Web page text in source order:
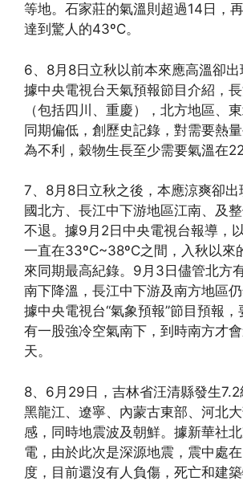
等地。石家莊的氣溫則超過14日，
達到驚人的43ºC。
6、8月8日立秋以前本來應高溫卻出
據中央電視台天氣預報節目介紹，
（包括四川、重慶），北方地區、
同期偏低，創歷史記錄，對需要熱
為不利，穀物生長至少需要氣溫在
7、8月8日立秋之後，本應涼爽卻出
國北方、長江中下游地區江南、及
不退。據9月2日中央電視台報導，
一直在33ºC~38ºC之間，入秋以來
來同期最高紀錄。9月3日儘管北方
南下降溫，長江中下游及南方地區仍
據中央電視台“氣象預報”節目預報
有一股強冷空氣南下，到時南方才
天。
8、6月29日，吉林省汪清縣發生7.2
黑龍江、遼寧、內蒙古東部、河北
感，同時地震波及朝鮮。據新華社
電，由於此次是深源地震，震中處
度，目前還沒有人負傷，死亡和建